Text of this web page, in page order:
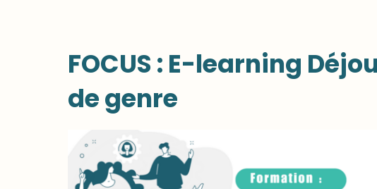
FOCUS : E-learning
de genre